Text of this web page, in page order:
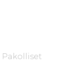
Pakolliset